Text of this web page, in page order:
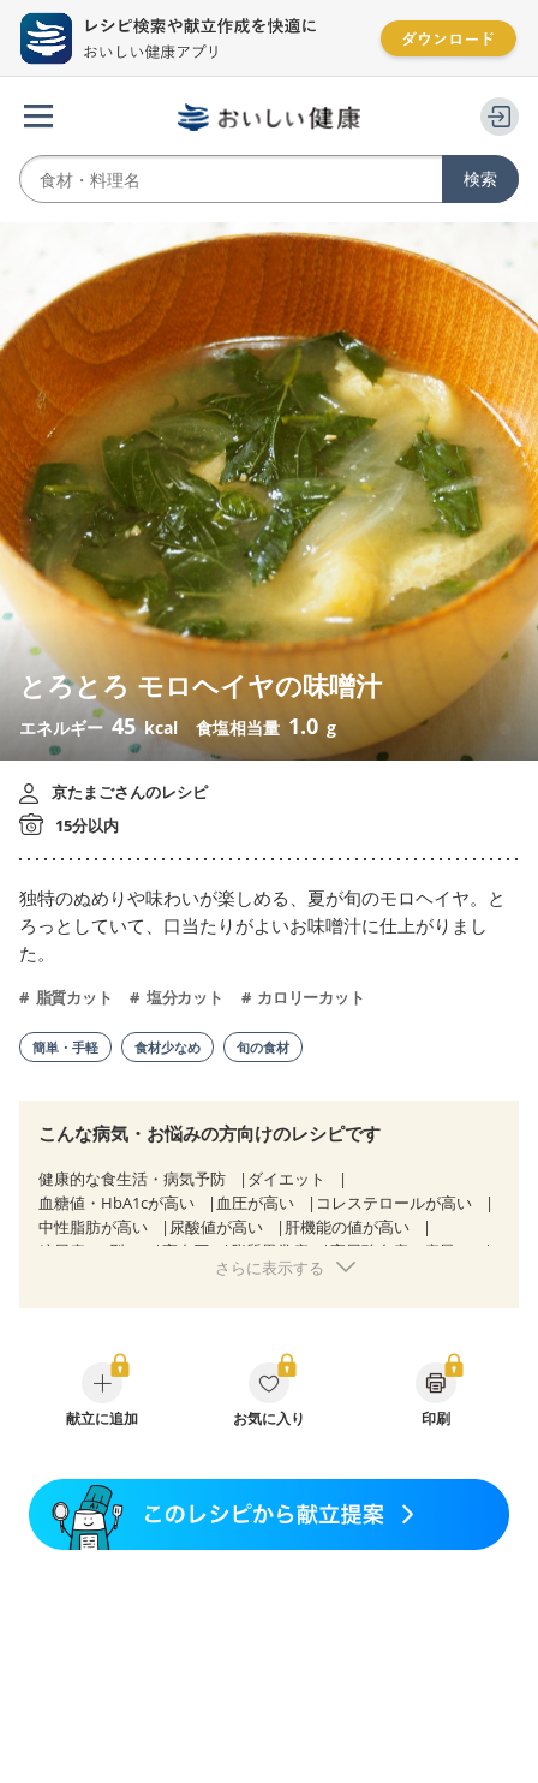
とろとろ モロヘイヤの味噌汁
エネルギー 45 kcal 食塩相当量 1.0 g
京たまごさんのレシピ
15分以内
独特のぬめりや味わいが楽しめる、夏が旬のモロヘイヤ。と
ろっとしていて、口当たりがよいお味噌汁に仕上がりまし
た。
脂質カット 塩分カット カロリーカット
簡単・手軽 食材少なめ 旬の食材
こんな病気・お悩みの方向けのレシピです
健康的な食生活・病気予防
ダイエット
血糖値・HbA1cが高い
血圧が高い
コレステロールが高い
中性脂肪が高い
尿酸値が高い
肝機能の値が高い
糖尿病（2型）
高血圧 脂質異常症
高尿酸血症（痛風）
心臓弁膜症 心不全
乳がん（ホルモン療法中）
乳がん（放射線治療中）
乳がん治療を終えた方・経過観察中の方など
食欲がない
妊娠中(初期)
妊婦健診・体重増加が気になる（初期）
妊娠糖尿病(初期)
産後（ミルク）
骨折 骨粗しょう症
関節リウマチ
フレイル（年齢に合わせた体作り）
さらに表示する
献立に追加 お気に入り 印刷